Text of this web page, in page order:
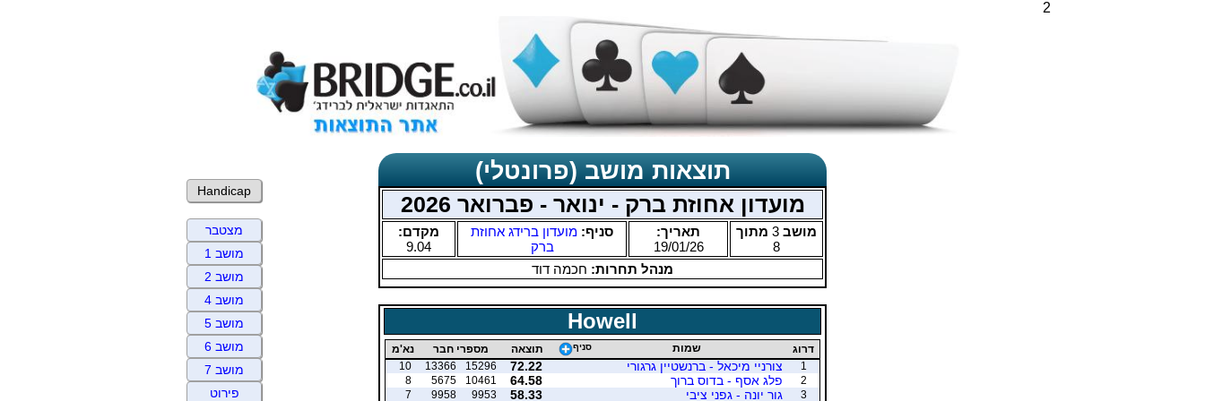
2
תוצאות מושב (פרונטלי)
מועדון אחוזת ברק - ינואר - פברואר 2026
מושב 3 מתוך
8
תאריך:
19/01/26
סניף: מועדון ברידג אחוזת
ברק
מקדם:
9.04
מנהל תחרות: חכמה דוד
Howell
דרוג שמות סניף תוצאה מספרי חבר
נא'מ
1
צורניי מיכאל - ברנשטיין גרגורי 72.22
15296
13366
10
2
פלג אסף - בדוס ברוך 64.58
10461
5675
8
3
גור יונה - גפני ציבי 58.33
9953
9958
7
Handicap
מצטבר
מושב 1
מושב 2
מושב 4
מושב 5
מושב 6
מושב 7
פירוט